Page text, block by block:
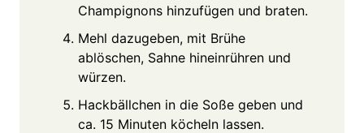
Champignons hinzufügen und braten.
Mehl dazugeben, mit Brühe
ablöschen, Sahne hineinrühren und
würzen.
Hackbällchen in die Soße geben und
ca. 15 Minuten köcheln lassen.